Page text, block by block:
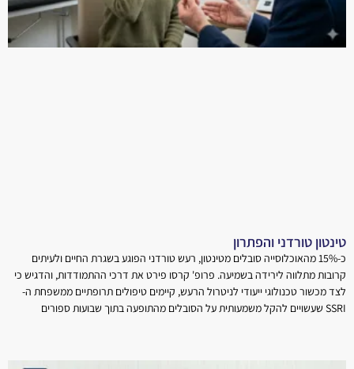
טינטון טורדני והפתרון
כ-15% מהאוכלוסייה סובלים מטינטון, רעש טורדני הפוגע בשגרת החיים ולעיתים
קרובות מתלווה לירידה בשמיעה. פרופ' קרסו פירט את דרכי ההתמודדות, והדגיש כי
לצד מכשור טכנולוגי ייעודי לניטרול הרעש, קיימים טיפולים תרופתיים ממשפחת ה-
SSRI שעשויים להקל משמעותית על הסובלים מהתופעה בתוך שבועות ספורים